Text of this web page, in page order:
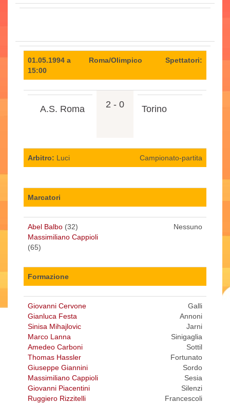
01.05.1994 a
15:00
Roma/Olimpico Spettatori:
A.S. Roma 2 - 0 Torino
Arbitro: Luci Campionato-partita
Marcatori
Abel Balbo (32)
Massimiliano Cappioli
(65)
Nessuno
Formazione
Giovanni Cervone
Gianluca Festa
Sinisa Mihajlovic
Marco Lanna
Amedeo Carboni
Thomas Hassler
Giuseppe Giannini
Massimiliano Cappioli
Giovanni Piacentini
Ruggiero Rizzitelli
Galli
Annoni
Jarni
Sinigaglia
Sottil
Fortunato
Sordo
Sesia
Silenzi
Francescoli